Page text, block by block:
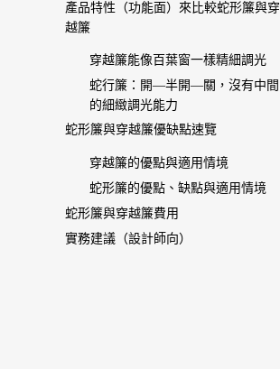
產品特性（功能面）來比較蛇形簾與穿
越簾
穿越簾能像百葉窗一樣精細調光
蛇行簾：開—半開—關，沒有中間
的細緻調光能力
蛇形簾與穿越簾優缺點速覽
穿越簾的優點與適用情境
蛇形簾的優點、缺點與適用情境
蛇形簾與穿越簾費用
實務建議（設計師向）